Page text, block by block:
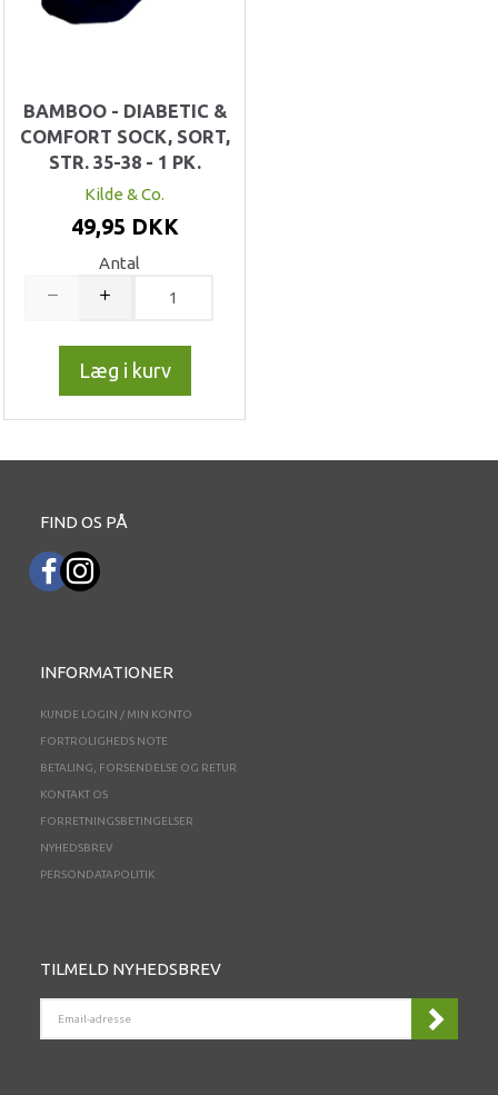
BAMBOO - DIABETIC &
COMFORT SOCK, SORT,
STR. 35-38 - 1 PK.
Kilde & Co.
49,95 DKK
Antal
Læg i kurv
FIND OS PÅ
INFORMATIONER
KUNDE LOGIN / MIN KONTO
FORTROLIGHEDS NOTE
BETALING, FORSENDELSE OG RETUR
KONTAKT OS
FORRETNINGSBETINGELSER
NYHEDSBREV
PERSONDATAPOLITIK
TILMELD NYHEDSBREV
ADRESSE